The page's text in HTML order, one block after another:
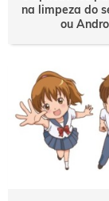
na limpeza do
ou